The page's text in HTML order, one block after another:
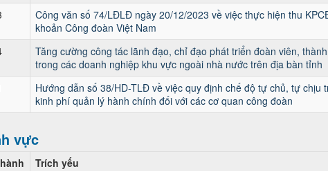
Công văn số 74/LĐLĐ ngày 20/12/2023 về việc thực hiện thu
khoản Công đoàn Việt Nam
Tăng cường công tác lãnh đạo, chỉ đạo phát triển đoàn viên,
trong các doanh nghiệp khu vực ngoài nhà nước trên địa bàn tỉnh
Hướng dẫn số 38/HD-TLĐ về việc quy định chế độ tự chủ, tự chịu
kinh phí quản lý hành chính đối với các cơ quan công đoàn
vực
Trích yếu